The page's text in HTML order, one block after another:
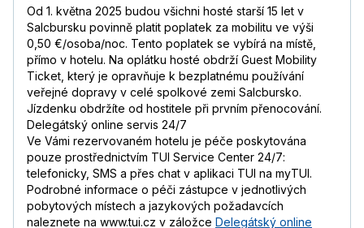
Od 1. května 2025 budou všichni hosté starší 15 let v
Salcbursku povinně platit poplatek za mobilitu ve výši
0,50 €/osoba/noc. Tento poplatek se vybírá na místě,
přímo v hotelu. Na oplátku hosté obdrží Guest Mobility
Ticket, který je opravňuje k bezplatnému používání
veřejné dopravy v celé spolkové zemi Salcbursko.
Jízdenku obdržíte od hostitele při prvním přenocování.
Delegátský online servis 24/7
Ve Vámi rezervovaném hotelu je péče poskytována
pouze prostřednictvím TUI Service Center 24/7:
telefonicky, SMS a přes chat v aplikaci TUI na myTUI.
Podrobné informace o péči zástupce v jednotlivých
pobytových místech a jazykových požadavcích
naleznete na www.tui.cz v záložce Delegátský online